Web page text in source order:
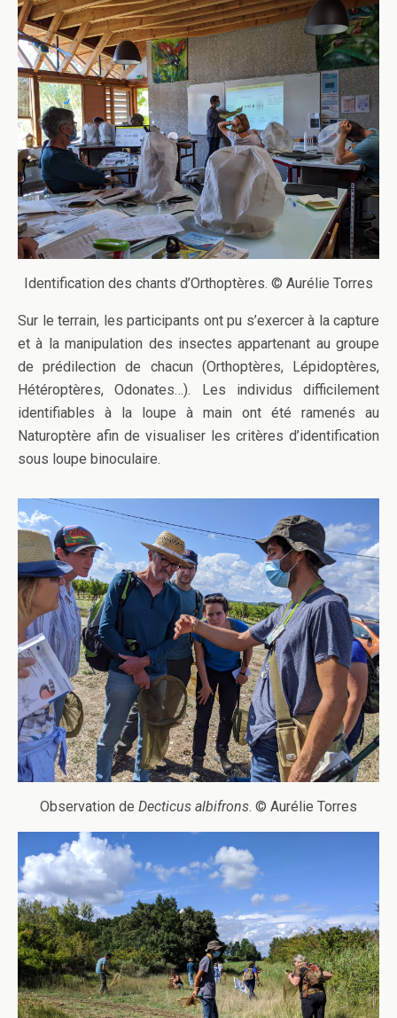
Identification des chants d’Orthoptères. © Aurélie Torres
Sur le terrain, les participants ont pu s’exercer à la capture
et à la manipulation des insectes appartenant au groupe
de prédilection de chacun (Orthoptères, Lépidoptères,
Hétéroptères, Odonates…). Les individus difficilement
identifiables à la loupe à main ont été ramenés au
Naturoptère afin de visualiser les critères d’identification
sous loupe binoculaire.
Observation de Decticus albifrons. © Aurélie Torres